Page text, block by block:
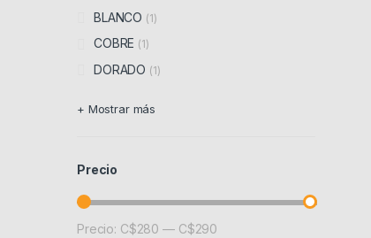
BLANCO (1)
COBRE (1)
DORADO (1)
+ Mostrar más
Precio
Precio mínimo
Precio máximo
Precio: C$280 — C$290